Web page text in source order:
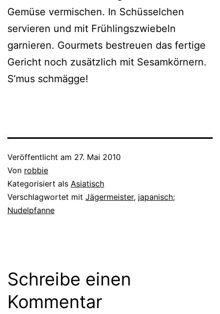
Gemüse vermischen. In Schüsselchen
servieren und mit Frühlingszwiebeln
garnieren. Gourmets bestreuen das fertige
Gericht noch zusätzlich mit Sesamkörnern.
S’mus schmägge!
Veröffentlicht am 27. Mai 2010
Von robbie
Kategorisiert als Asiatisch
Verschlagwortet mit Jägermeister, japanisch;
Nudelpfanne
Schreibe einen
Kommentar